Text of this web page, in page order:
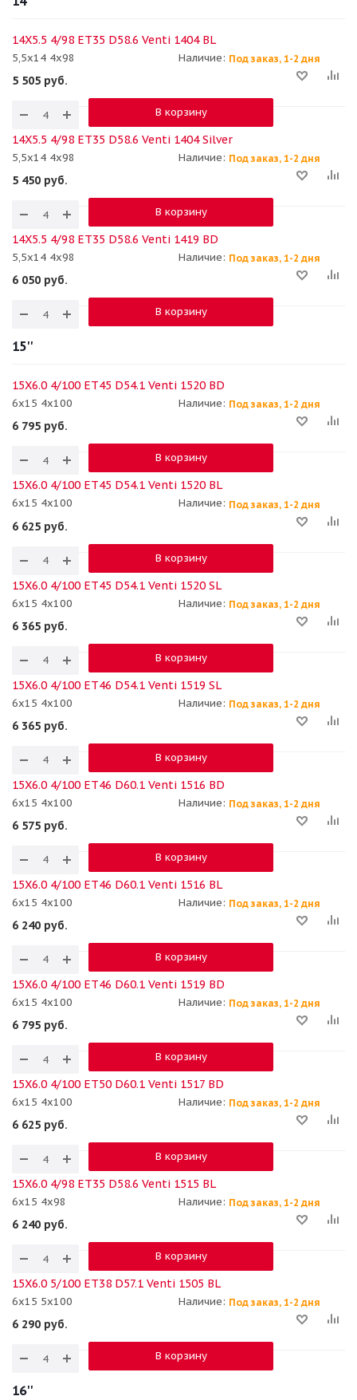
14X5.5 4/98 ET35 D58.6 Venti 1404 BL
5,5x14 4x98 Наличие: Под заказ, 1-2 дня
5 505 руб.
В корзину
14X5.5 4/98 ET35 D58.6 Venti 1404 Silver
5,5x14 4x98 Наличие: Под заказ, 1-2 дня
5 450 руб.
В корзину
14X5.5 4/98 ET35 D58.6 Venti 1419 BD
5,5x14 4x98 Наличие: Под заказ, 1-2 дня
6 050 руб.
В корзину
15''
15X6.0 4/100 ET45 D54.1 Venti 1520 BD
6x15 4x100 Наличие: Под заказ, 1-2 дня
6 795 руб.
В корзину
15X6.0 4/100 ET45 D54.1 Venti 1520 BL
6x15 4x100 Наличие: Под заказ, 1-2 дня
6 625 руб.
В корзину
15X6.0 4/100 ET45 D54.1 Venti 1520 SL
6x15 4x100 Наличие: Под заказ, 1-2 дня
6 365 руб.
В корзину
15X6.0 4/100 ET46 D54.1 Venti 1519 SL
6x15 4x100 Наличие: Под заказ, 1-2 дня
6 365 руб.
В корзину
15X6.0 4/100 ET46 D60.1 Venti 1516 BD
6x15 4x100 Наличие: Под заказ, 1-2 дня
6 575 руб.
В корзину
15X6.0 4/100 ET46 D60.1 Venti 1516 BL
6x15 4x100 Наличие: Под заказ, 1-2 дня
6 240 руб.
В корзину
15X6.0 4/100 ET46 D60.1 Venti 1519 BD
6x15 4x100 Наличие: Под заказ, 1-2 дня
6 795 руб.
В корзину
15X6.0 4/100 ET50 D60.1 Venti 1517 BD
6x15 4x100 Наличие: Под заказ, 1-2 дня
6 625 руб.
В корзину
15X6.0 4/98 ET35 D58.6 Venti 1515 BL
6x15 4x98 Наличие: Под заказ, 1-2 дня
6 240 руб.
В корзину
15X6.0 5/100 ET38 D57.1 Venti 1505 BL
6x15 5x100 Наличие: Под заказ, 1-2 дня
6 290 руб.
В корзину
16''